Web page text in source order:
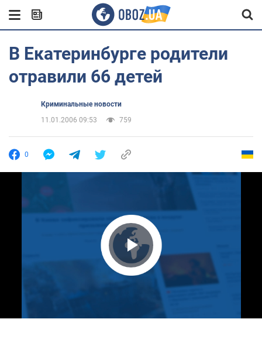
В Екатеринбурге родители
отравили 66 детей
Криминальные новости
11.01.2006 09:53
759
0
Play Video